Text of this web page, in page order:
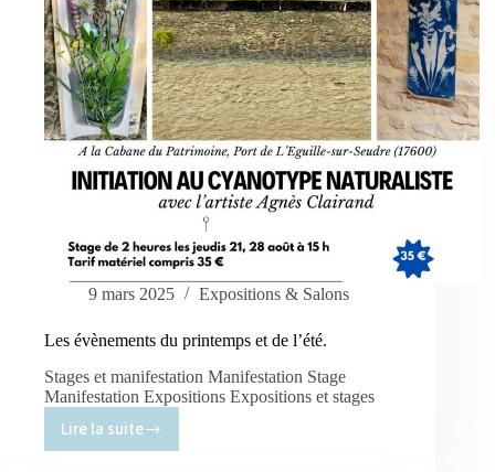
9 mars 2025 Expositions & Salons
Les évènements du printemps et de l’été.
Stages et manifestation Manifestation Stage
Manifestation Expositions Expositions et stages
Lire la suite
Les